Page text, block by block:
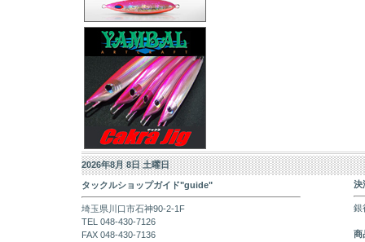
2026年8月 8日 土曜日
タックルショップガイド"guide"
埼玉県川口市石神90-2-1F
TEL 048-430-7126
FAX 048-430-7136
決
銀
商